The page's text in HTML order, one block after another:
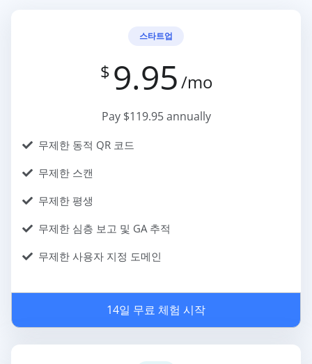
스타트업
$ 9.95/mo
Pay $119.95 annually
무제한 동적 QR 코드
무제한 스캔
무제한 평생
무제한 심층 보고 및 GA 추적
무제한 사용자 지정 도메인
14일 무료 체험 시작